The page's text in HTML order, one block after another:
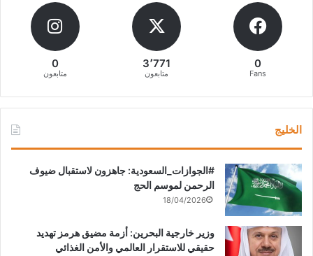
0
Fans
3٬771
متابعون
0
متابعون
الخليج
‏‎#الجوازات_السعودية: جاهزون لاستقبال ضيوف
الرحمن لموسم الحج
18/04/2026
وزير خارجية البحرين: أزمة مضيق هرمز تهديد
حقيقي للاستقرار العالمي والأمن الغذائي